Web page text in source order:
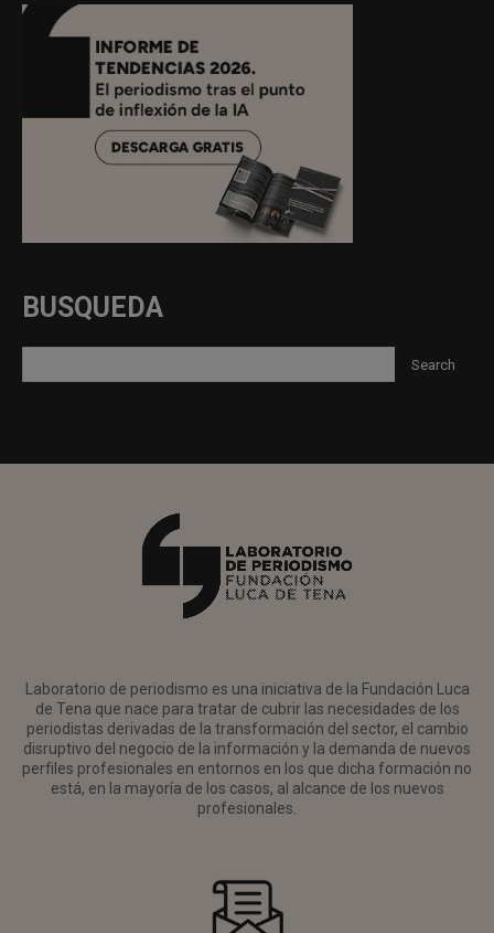
BUSQUEDA
Laboratorio de periodismo es una iniciativa de la Fundación Luca
de Tena que nace para tratar de cubrir las necesidades de los
periodistas derivadas de la transformación del sector, el cambio
disruptivo del negocio de la información y la demanda de nuevos
perfiles profesionales en entornos en los que dicha formación no
está, en la mayoría de los casos, al alcance de los nuevos
profesionales.